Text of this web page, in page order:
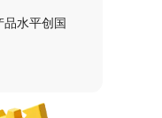
水平创国